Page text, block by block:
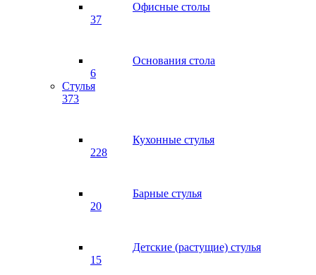
Офисные столы
37
Основания стола
6
Стулья
373
Кухонные стулья
228
Барные стулья
20
Детские (растущие) стулья
15